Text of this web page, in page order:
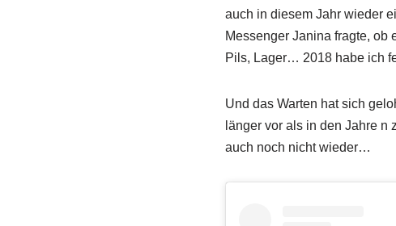
auch in diesem Jahr wieder
Messenger Janina fragte, ob
Pils, Lager… 2018 habe ich
Und das Warten hat sich
länger vor als in den Jahre n
auch noch nicht wieder…